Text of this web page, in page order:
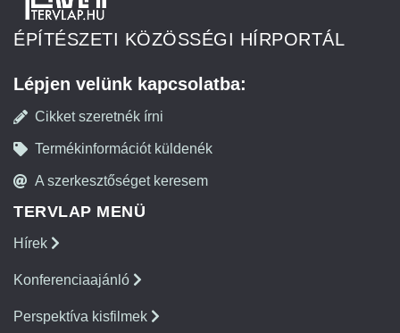
ÉPÍTÉSZETI KÖZÖSSÉGI HÍRPORTÁL
Lépjen velünk kapcsolatba:
Cikket szeretnék írni
Termékinformációt küldenék
A szerkesztőséget keresem
TERVLAP MENÜ
Hírek
Konferenciaajánló
Perspektíva kisfilmek